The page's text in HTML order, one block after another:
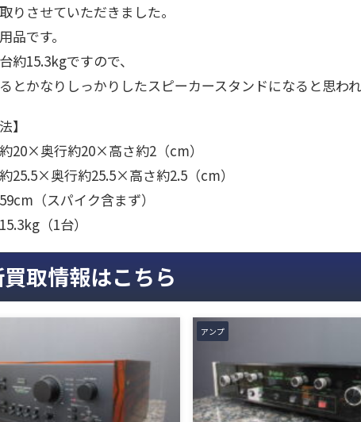
りさせていただきました。
品です。
約15.3kgですので、
とかなりしっかりしたスピーカースタンドになると思わ
】
20×奥行約20×高さ約2（cm）
25.5×奥行約25.5×高さ約2.5（cm）
（スパイク含まず）
（1台）
取情報はこちら
アンプ